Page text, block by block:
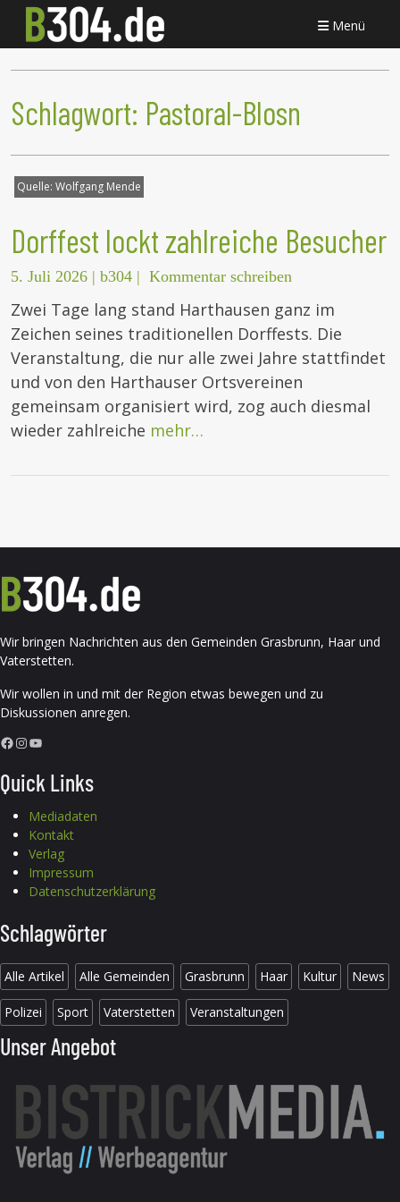
Menü
Schlagwort: Pastoral-Blosn
Quelle: Wolfgang Mende
Dorffest lockt zahlreiche Besucher
5. Juli 2026 | b304 | Kommentar schreiben
Zwei Tage lang stand Harthausen ganz im
Zeichen seines traditionellen Dorffests. Die
Veranstaltung, die nur alle zwei Jahre stattfindet
und von den Harthauser Ortsvereinen
gemeinsam organisiert wird, zog auch diesmal
wieder zahlreiche mehr…
Wir bringen Nachrichten aus den Gemeinden Grasbrunn, Haar und
Vaterstetten.
Wir wollen in und mit der Region etwas bewegen und zu
Diskussionen anregen.
Facebook InstagramYouTube
Quick Links
Mediadaten
Kontakt
Verlag
Impressum
Datenschutzerklärung
Schlagwörter
Alle Artikel Alle Gemeinden Grasbrunn Haar Kultur News
Polizei Sport Vaterstetten Veranstaltungen
Unser Angebot